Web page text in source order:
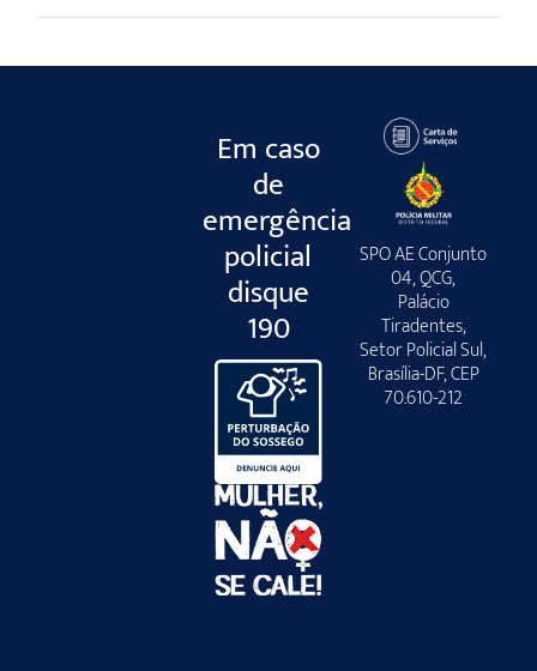
Em caso
de
emergência
policial
disque
190
SPO AE Conjunto
04, QCG,
Palácio
Tiradentes,
Setor Policial Sul,
Brasília-DF, CEP
70.610-212